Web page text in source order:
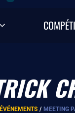
MEETING